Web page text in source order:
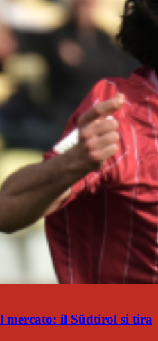
mercato: il Südtirol si tira